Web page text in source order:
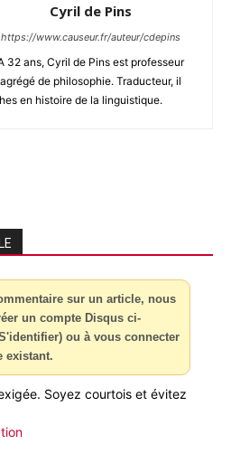
Cyril de Pins
https://www.causeur.fr/auteur/cdepins
32 ans, Cyril de Pins est professeur
agrégé de philosophie. Traducteur, il
en histoire de la linguistique.
sur un article, nous
un compte Disqus ci-
ou à vous connecter
existant.
Soyez courtois et évitez